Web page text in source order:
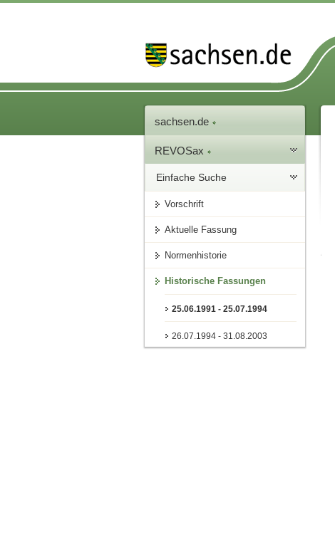
sachsen.de
REVOSax
Einfache Suche
Vorschrift
Aktuelle Fassung
Normenhistorie
Historische Fassungen
25.06.1991 - 25.07.1994
26.07.1994 - 31.08.2003